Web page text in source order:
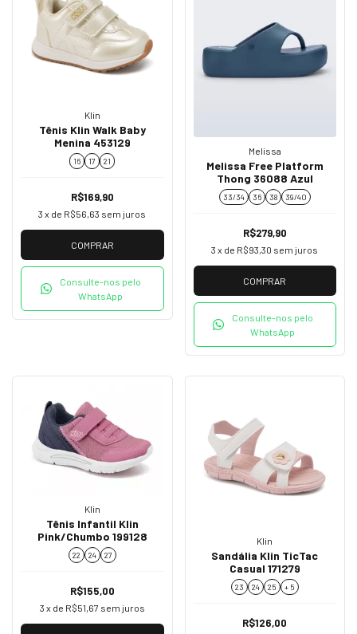
Klin
Tênis Klin Walk Baby
Menina 453129
16 17 21
R$169,90
3 x de R$56,63 sem juros
COMPRAR
Consulte-nos pelo
WhatsApp
Melissa
Melissa Free Platform
Thong 36088 Azul
33/34 36 38 39/40
R$279,90
3 x de R$93,30 sem juros
COMPRAR
Consulte-nos pelo
WhatsApp
Klin
Tênis Infantil Klin
Pink/Chumbo 199128
22 24 27
R$155,00
3 x de R$51,67 sem juros
Klin
Sandália Klin TicTac
Casual 171279
23 24 25 + 5
R$126,00